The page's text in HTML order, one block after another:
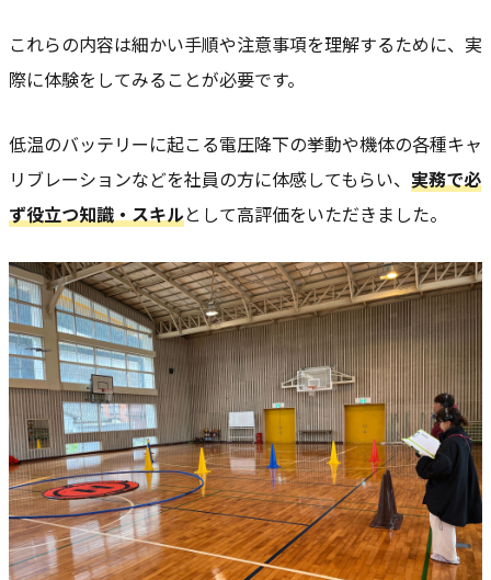
これらの内容は細かい手順や注意事項を理解するために、実
際に体験をしてみることが必要です。
低温のバッテリーに起こる電圧降下の挙動や機体の各種キャ
リブレーションなどを社員の方に体感してもらい、 実務で必
ず役立つ知識・スキルとして高評価をいただきました。